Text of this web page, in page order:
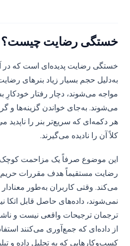
خستگی رضایت چیست؟
خستگی رضایت پدیده‌ای است که در
به‌دلیل حجم بسیار زیاد بنرهای
مواجه می‌شوند، دچار رفتار خودکارِ
می‌شوند. به‌جای خواندن گزینه‌ها و
هر دکمه‌ای که سریع‌تر بنر را ناپدید
کلاً آن را نادیده می‌گیرند.
رضایت مستقیماً هدف مقررات
می‌کند. وقتی کاربران به‌طور
نمی‌شوند، داده‌های حاصل قابل
ترجمان ترجیحات واقعی نیست و
از داده‌ای که جمع‌آوری می‌کنند
کسب‌وکارهایی که به تحلیل داده و